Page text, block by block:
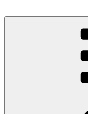
Wo die (Country-)